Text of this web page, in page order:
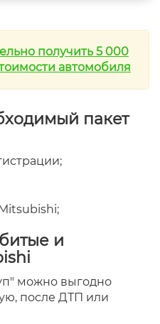
получить 5 000
автомобиля
пакет
и
можно выгодно
после ДТП или